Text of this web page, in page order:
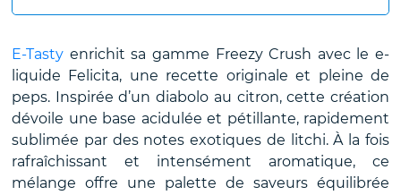
E-Tasty enrichit sa gamme Freezy Crush avec le e-
liquide Felicita, une recette originale et pleine de
peps. Inspirée d’un diabolo au citron, cette création
dévoile une base acidulée et pétillante, rapidement
sublimée par des notes exotiques de litchi. À la fois
rafraîchissant et intensément aromatique, ce
mélange offre une palette de saveurs équilibrée